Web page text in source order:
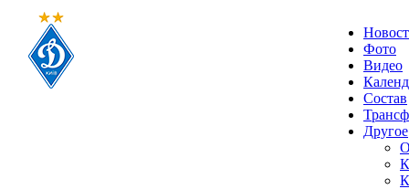
Фото
Видео
Состав
Другое